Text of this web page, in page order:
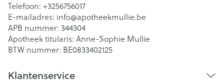
Telefoon: +3256756017
E-mailadres: info@apotheekmullie.be
APB nummer: 344304
Apotheek titularis: Anne-Sophie Mullie
BTW nummer: BE0833402125
Klantenservice